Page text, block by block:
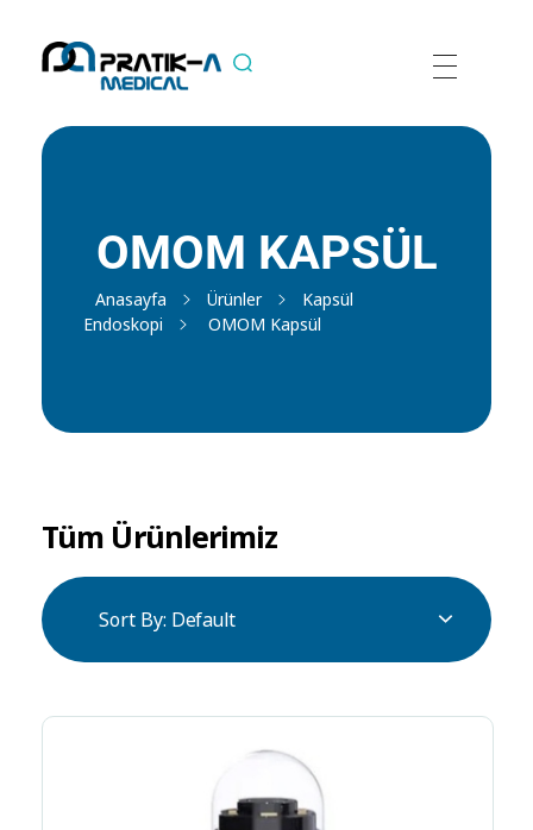
Anasayfa Ürünler
Kapsül
Endoskopi
OMOM Kapsül
OMOM KAPSÜL
Tüm Ürünlerimiz
Sort By: Default